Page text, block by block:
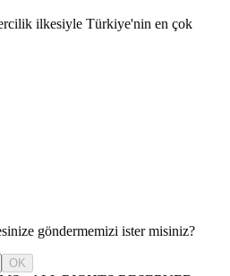
ilkesiyle Türkiye'nin en çok
göndermemizi ister misiniz?
OK